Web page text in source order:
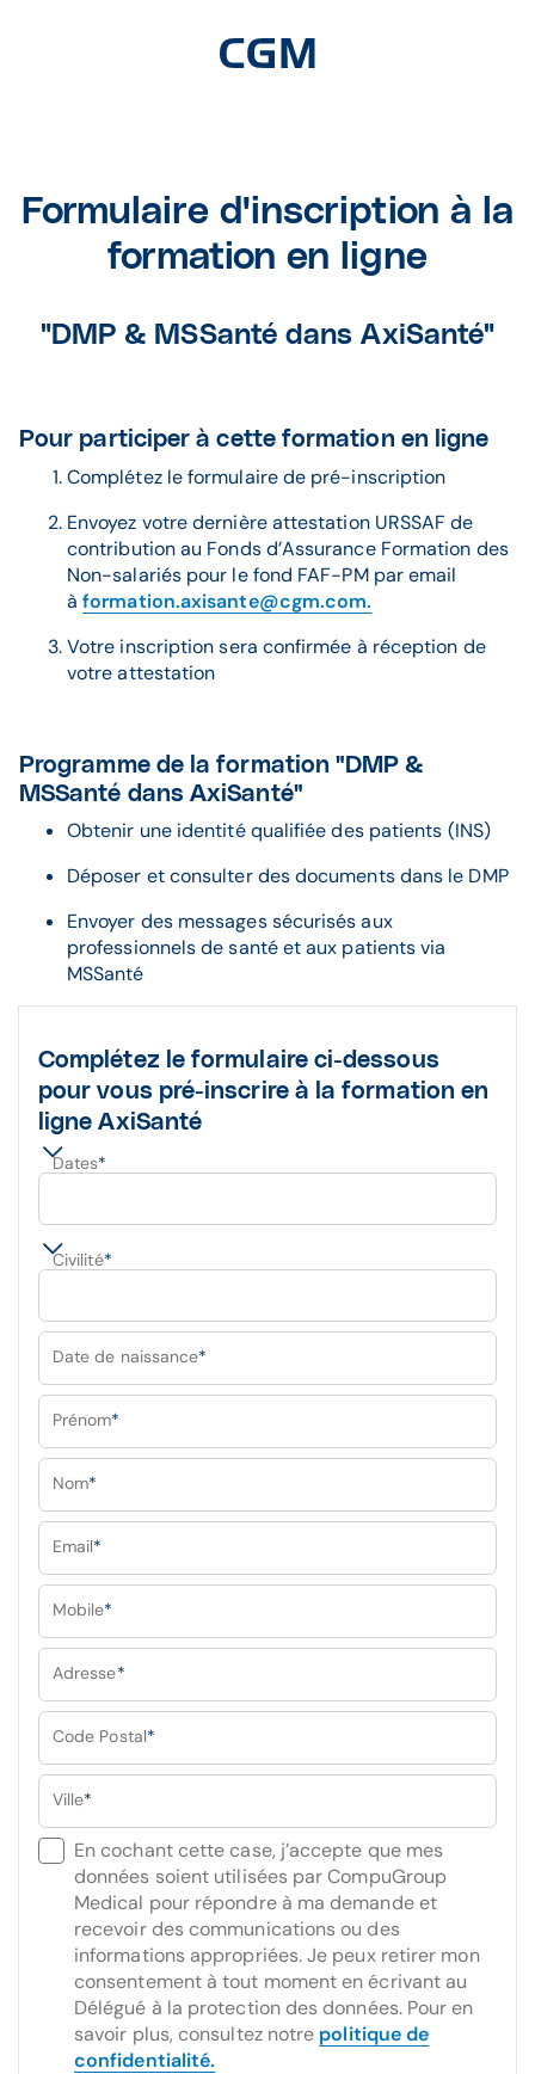
Formulaire d'inscription à la
formation en ligne
"DMP & MSSanté dans AxiSanté"
Pour participer à cette formation en ligne
Complétez le formulaire de pré-inscription
Envoyez votre dernière attestation URSSAF de
contribution au Fonds d’Assurance Formation des
Non-salariés pour le fond FAF-PM par email
àformation.axisante@cgm.com.
Votre inscription sera confirmée à réception de
votre attestation
Programme de la formation "DMP &
MSSanté dans AxiSanté"
Obtenir une identité qualifiée des patients (INS)
Déposer et consulter des documents dans le DMP
Envoyer des messages sécurisés aux
professionnels de santé et aux patients via
MSSanté
Complétez le formulaire ci-dessous
pour vous pré-inscrire à la formation en
ligne AxiSanté
Dates*
Civilité*
Date de naissance*
Prénom*
Nom*
Email*
Mobile*
Adresse*
Code Postal*
Ville*
En cochant cette case, j’accepte que mes
données soient utilisées par CompuGroup
Medical pour répondre à ma demande et
recevoir des communications ou des
informations appropriées. Je peux retirer mon
consentement à tout moment en écrivant au
Délégué à la protection des données. Pour en
savoir plus, consultez notre politique de
confidentialité.